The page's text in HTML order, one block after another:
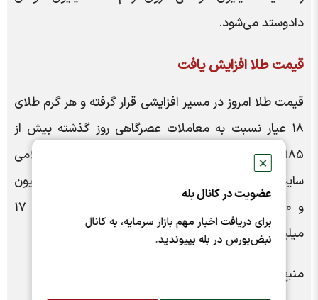
✕
عضویت در کانال بله
برای دریافت اخبار مهم بازار سرمایه، به کانال
نبض‌بورس در بله بپیوندید.
دادوستد می‌شود.
قیمت طلا افزایش یافت
قیمت طلا امروز در مسیر افزایشی قرار گرفته و هر گرم طلای
۱۸ عیار نسبت به معاملات عصرگاهی روز گذشته بیش از
۱۸۵ هزار تومان رشد کرده است. بر اساس قیمت‌های اعلامی
سایت اتحادیه طلا و جواهر، مثقال طلا روی رقم ۷۷ میلیون
و ۳۵۰ هزار تومان قرار دارد و طلای ۱۸ عیار با رقم ۱۷
میلیون و ۸۵۶ هزار تومان معامله می‌شود.
منبع: تجارت‌نیوز